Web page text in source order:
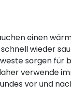
einen
wieder
sorgen
verwende
vor und